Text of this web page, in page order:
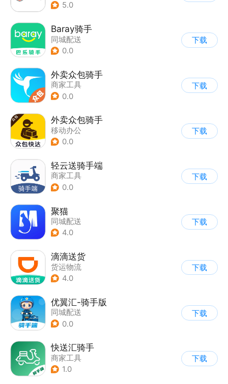
5.0
Baray骑手
同城配送
0.0
下载
外卖众包骑手
商家工具
0.0
下载
外卖众包骑手
移动办公
0.0
下载
轻云送骑手端
商家工具
0.0
下载
聚猫
同城配送
4.0
下载
滴滴送货
货运物流
4.0
下载
优翼汇-骑手版
同城配送
0.0
下载
快送汇骑手
商家工具
1.0
下载